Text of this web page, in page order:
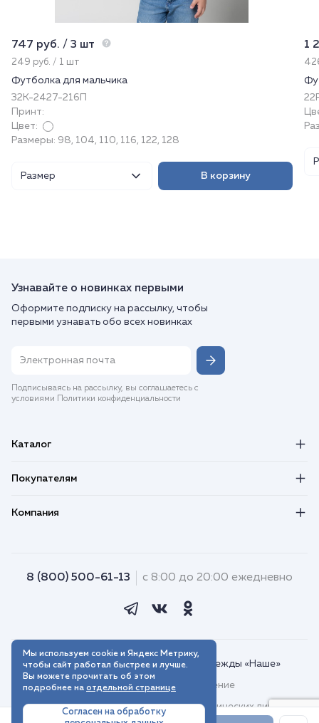
747 руб. / 3 шт
249 руб. / 1 шт
Футболка для мальчика
32К-2427-216П
Принт:
Цвет:
Размеры: 98, 104, 110, 116, 122, 128
Размер В корзину
1
Узнавайте о новинках первыми
Оформите подписку на рассылку, чтобы
первыми узнавать обо всех новинках
Подписываясь на рассылку, вы соглашаетесь с
условиями Политики конфиденциальности
Каталог
Покупателям
Компания
8 (800) 500-61-13 с 8:00 до 20:00 ежедневно
© 2018–2026. Интернет-магазин одежды «Наше»
Пользовательское соглашение
Договор присоединения для юридических лиц
Мы используем cookie и Яндекс Метрику,
чтобы сайт работал быстрее и лучше.
Вы можете прочитать об этом
подробнее на отдельной странице
Согласен на обработку